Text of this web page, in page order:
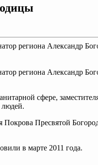
региона Александр
региона Александр
сфере,
людей.
Пресвятой
в марте 2011 года.